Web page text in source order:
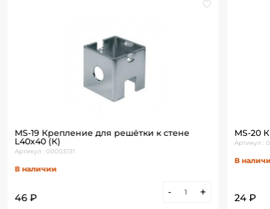
MS-19 Крепление для решётки к стене
L40х40 (К)
Артикул : 00003131
В наличии
46 ₽
- +
MS-20
Артикул :
В
24 ₽